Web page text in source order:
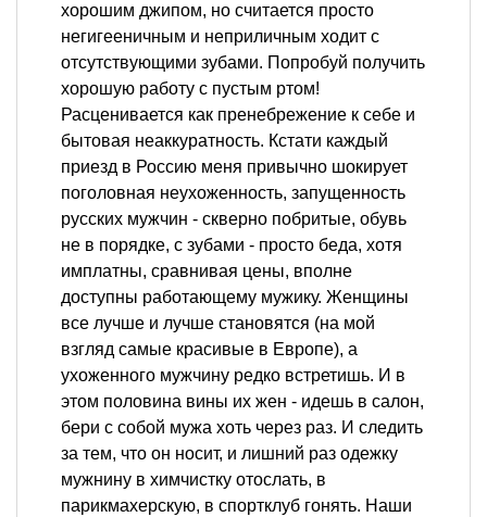
хорошим джипом, но считается просто
негигееничным и неприличным ходит с
отсутствующими зубами. Попробуй получить
хорошую работу с пустым ртом!
Расценивается как пренебрежение к себе и
бытовая неаккуратность. Кстати каждый
приезд в Россию меня привычно шокирует
поголовная неухоженность, запущенность
русских мужчин - скверно побритые, обувь
не в порядке, с зубами - просто беда, хотя
имплатны, сравнивая цены, вполне
доступны работающему мужику. Женщины
все лучше и лучше становятся (на мой
взгляд самые красивые в Европе), а
ухоженного мужчину редко встретишь. И в
этом половина вины их жен - идешь в салон,
бери с собой мужа хоть через раз. И следить
за тем, что он носит, и лишний раз одежку
мужнину в химчистку отослать, в
парикмахерскую, в спортклуб гонять. Наши